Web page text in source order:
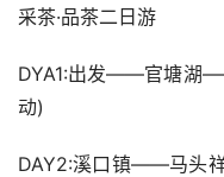
采茶·品茶二日游
DYA1:出发——官塘湖
动)
DAY2:溪口镇——马